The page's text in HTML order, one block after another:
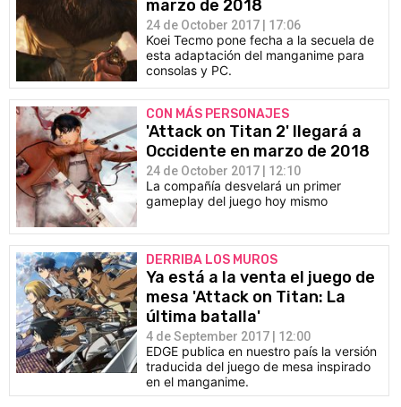
marzo de 2018
24 de October 2017 | 17:06
Koei Tecmo pone fecha a la secuela de
esta adaptación del manganime para
consolas y PC.
CON MÁS PERSONAJES
'Attack on Titan 2' llegará a
Occidente en marzo de 2018
24 de October 2017 | 12:10
La compañía desvelará un primer
gameplay del juego hoy mismo
DERRIBA LOS MUROS
Ya está a la venta el juego de
mesa 'Attack on Titan: La
última batalla'
4 de September 2017 | 12:00
EDGE publica en nuestro país la versión
traducida del juego de mesa inspirado
en el manganime.